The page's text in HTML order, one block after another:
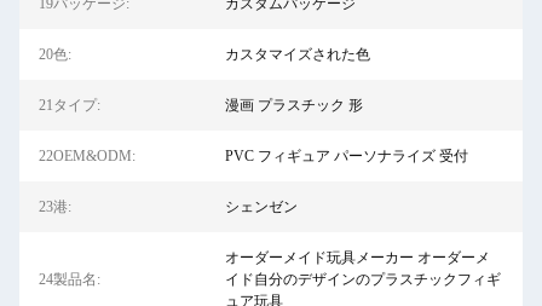
19パッケージ: カスタムパッケージ
20色: カスタマイズされた色
21タイプ: 漫画 プラスチック 形
22OEM&ODM: PVC フィギュア パーソナライズ 受付
23港: シェンゼン
24製品名:
オーダーメイド玩具メーカー オーダーメ
イド自分のデザインのプラスチックフィギ
ュア玩具